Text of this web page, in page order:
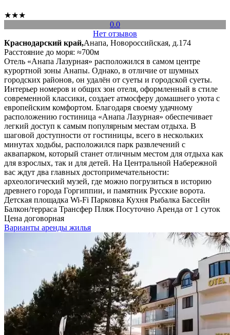
★★★
0.0
Нет отзывов
Краснодарский край,Анапа, Новороссийская, д.174
Расстояние до моря: ≈700м
Отель «Анапа Лазурная» расположился в самом центре
курортной зоны Анапы. Однако, в отличие от шумных
городских районов, он удалён от суеты и городской суеты.
Интерьер номеров и общих зон отеля, оформленный в стиле
современной классики, создает атмосферу домашнего уюта с
европейским комфортом. Благодаря своему удачному
расположению гостиница «Анапа Лазурная» обеспечивает
легкий доступ к самым популярным местам отдыха. В
шаговой доступности от гостиницы, всего в нескольких
минутах ходьбы, расположился парк развлечений с
аквапарком, который станет отличным местом для отдыха как
для взрослых, так и для детей. На Центральной Набережной
вас ждут два главных достопримечательности:
археологический музей, где можно погрузиться в историю
древнего города Горгиппии, и памятник Русские ворота.
Детская площадка Wi-Fi Парковка Кухня Рыбалка Бассейн
Балкон/терраса Трансфер Пляж Посуточно Аренда от 1 суток
Цена договорная
Варианты аренды жилья